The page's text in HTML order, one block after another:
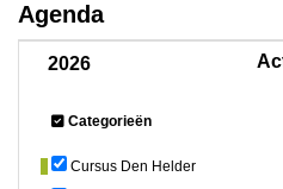
Agenda
2026
Categorieën
Cursus Den Helder